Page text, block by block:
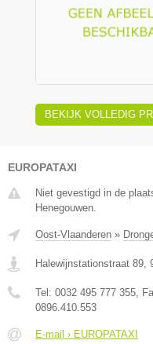
BEKIJK VOLLEDIG
EUROPATAXI
Niet gevestigd in de
Henegouwen.
Oost-Vlaanderen »
Halewijnstationstraat 89
Tel: 0032 495 777 355 ,
0896.410.553
E-mail › EUROPATAXI